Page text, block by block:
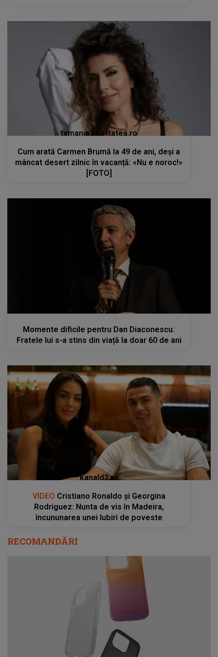
tvmania.libertatea.ro
Cum arată Carmen Brumă la 49 de ani, deși a
mâncat desert zilnic în vacanță: «Nu e noroc!»
[FOTO]
kanald2.ro
Momente dificile pentru Dan Diaconescu.
Fratele lui s-a stins din viață la doar 60 de ani
kanald2.ro
VIDEO Cristiano Ronaldo și Georgina
Rodriguez: Nunta de vis în Madeira,
încununarea unei Iubiri de poveste
RECOMANDĂRI